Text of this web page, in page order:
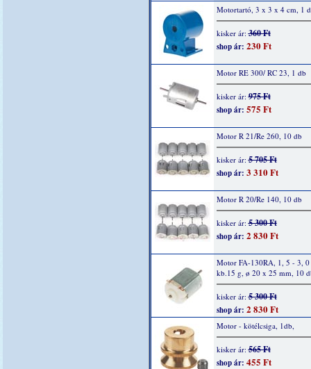
Motortartó, 3 x 3 x 4 cm, 1
kisker ár:360 Ft
shop ár: 230 Ft
Motor RE 300/ RC 23, 1 db
kisker ár:975 Ft
shop ár: 575 Ft
Motor R 21/Re 260, 10 db
kisker ár:5 705 Ft
shop ár: 3 310 Ft
Motor R 20/Re 140, 10 db
kisker ár:5 300 Ft
shop ár: 2 830 Ft
Motor FA-130RA, 1, 5 - 3,
kb.15 g, ø 20 x 25 mm, 10
kisker ár:5 300 Ft
shop ár: 2 830 Ft
Motor - kötélcsiga, 1db,
kisker ár:565 Ft
shop ár: 455 Ft